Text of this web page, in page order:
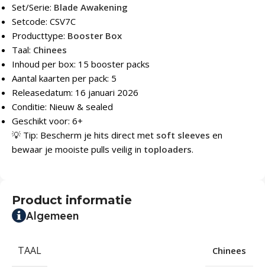
Set/Serie: Blade Awakening
Setcode: CSV7C
Producttype: Booster Box
Taal: Chinees
Inhoud per box: 15 booster packs
Aantal kaarten per pack: 5
Releasedatum: 16 januari 2026
Conditie: Nieuw & sealed
Geschikt voor: 6+
💡 Tip: Bescherm je hits direct met soft sleeves en
bewaar je mooiste pulls veilig in toploaders.
Product informatie
Algemeen
TAAL Chinees